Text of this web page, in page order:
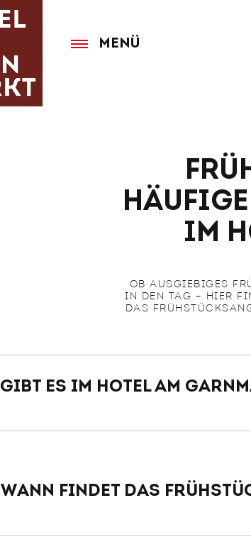
Menü
im
OB AUSGIEBIGES
IN DEN TAG – HIER
DAS
Gibt es im Hotel am
Wann findet das